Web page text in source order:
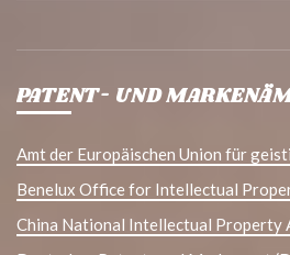
PATENT- UND
Amt der Europäischen Union für
Benelux Office for Intellectual
China National Intellectual Property